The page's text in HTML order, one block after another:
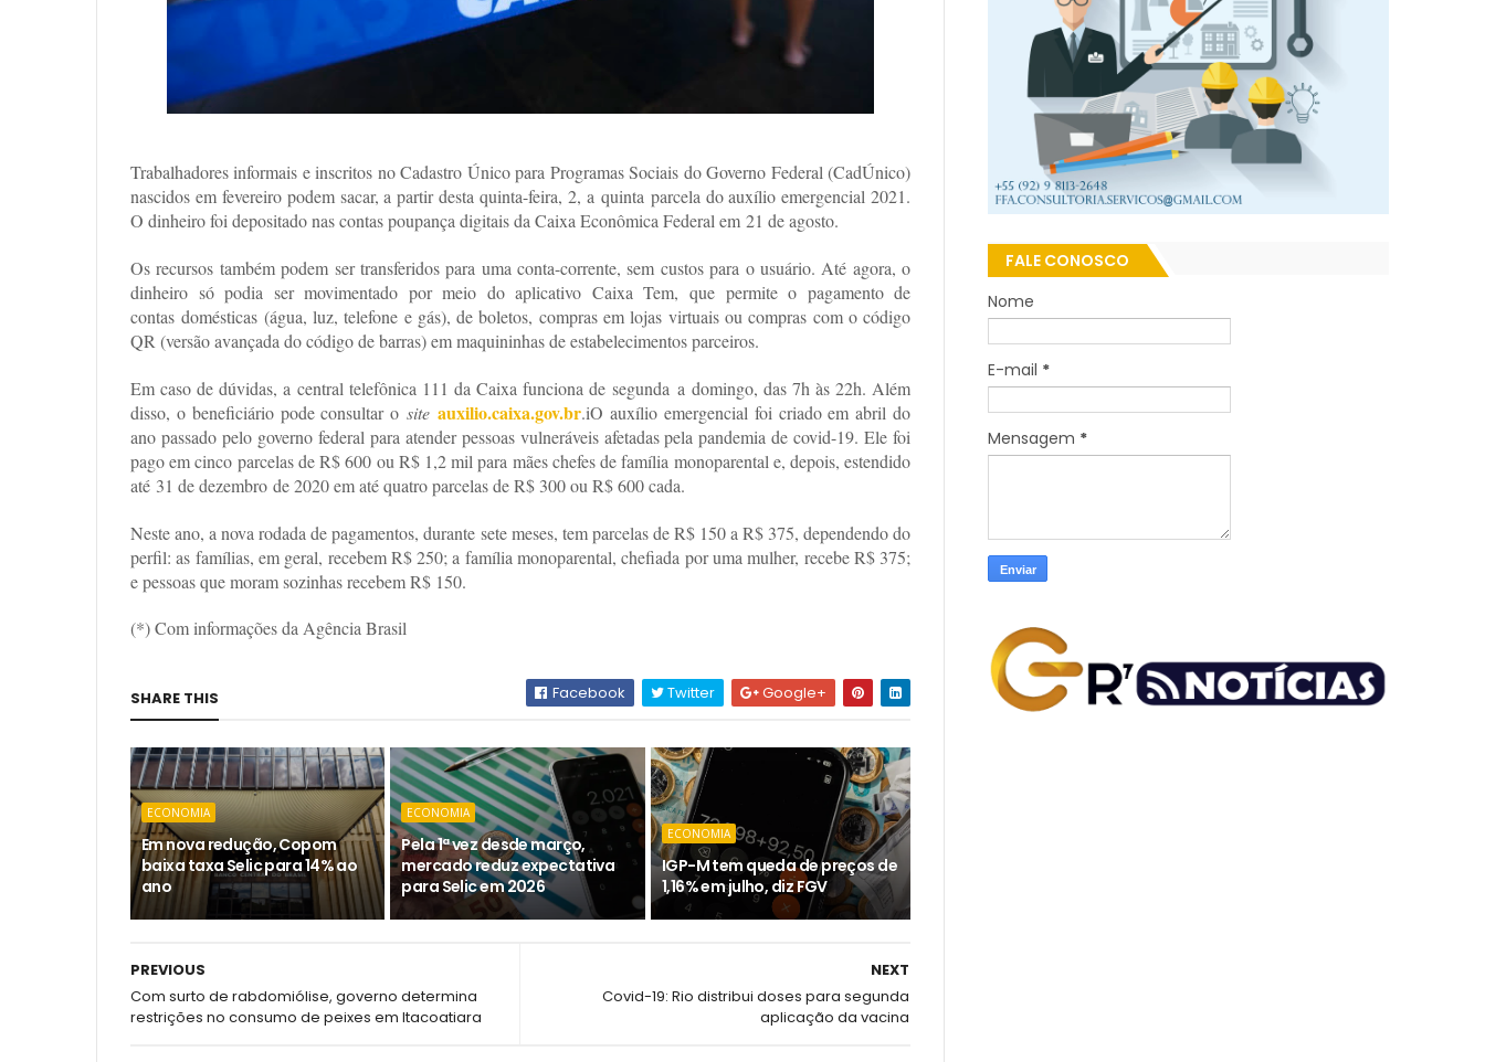
Trabalhadores informais e inscritos no Cadastro Único para Programas Sociais do Governo Federal (CadÚnico)
nascidos em fevereiro podem sacar, a partir desta quinta-feira, 2, a quinta parcela do auxílio emergencial 2021.
O dinheiro foi depositado nas contas poupança digitais da Caixa Econômica Federal em 21 de agosto.
Os recursos também podem ser transferidos para uma conta-corrente, sem custos para o usuário. Até agora, o
dinheiro só podia ser movimentado por meio do aplicativo Caixa Tem, que permite o pagamento de
contas domésticas (água, luz, telefone e gás), de boletos, compras em lojas virtuais ou compras com o código
QR (versão avançada do código de barras) em maquininhas de estabelecimentos parceiros.
Em caso de dúvidas, a central telefônica 111 da Caixa funciona de segunda a domingo, das 7h às 22h. Além
disso, o beneficiário pode consultar osite auxilio.caixa.gov.br.iO auxílio emergencial foi criado em abril do
ano passado pelo governo federal para atender pessoas vulneráveis afetadas pela pandemia de covid-19. Ele foi
pago em cinco parcelas de R$ 600 ou R$ 1,2 mil para mães chefes de família monoparental e, depois, estendido
até 31 de dezembro de 2020 em até quatro parcelas de R$ 300 ou R$ 600 cada.
Neste ano, a nova rodada de pagamentos, durante sete meses, tem parcelas de R$ 150 a R$ 375, dependendo do
perfil: as famílias, em geral, recebem R$ 250; a família monoparental, chefiada por uma mulher, recebe R$ 375;
e pessoas que moram sozinhas recebem R$ 150.
(*) Com informações da Agência Brasil
SHARE THIS Facebook Twitter Google+
ECONOMIA
Em nova redução, Copom
baixa taxa Selic para 14% ao
ano
ECONOMIA
Pela 1ª vez desde março,
mercado reduz expectativa
para Selic em 2026
ECONOMIA
IGP-M tem queda de preços de
1,16% em julho, diz FGV
NEXT
Covid-19: Rio distribui doses para segunda
aplicação da vacina
PREVIOUS
Com surto de rabdomiólise, governo determina
restrições no consumo de peixes em Itacoatiara
FALE CONOSCO
Nome
E-mail *
Mensagem *